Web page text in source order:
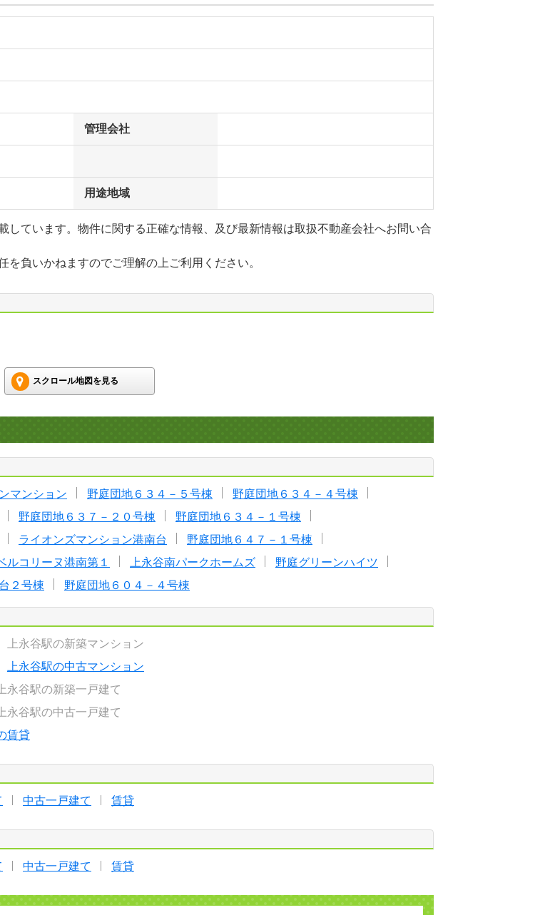
管理会社
用途地域
しています。物件に関する正確な情報、及び最新情報は取扱不動産会社へお問い合
負いかねますのでご理解の上ご利用ください。
スクロール地図を見る
マンション 野庭団地６３４－５号棟
野庭団地６３４－４号棟
野庭団地６３７－２０号棟
野庭団地６３４－１号棟
ライオンズマンション港南台
野庭団地６４７－１号棟
ルコリーヌ港南第１ 上永谷南パークホームズ
野庭グリーンハイツ
２号棟 野庭団地６０４－４号棟
上永谷駅の新築マンション
上永谷駅の中古マンション
上永谷駅の新築一戸建て
上永谷駅の中古一戸建て
賃貸
中古一戸建て 賃貸
中古一戸建て 賃貸